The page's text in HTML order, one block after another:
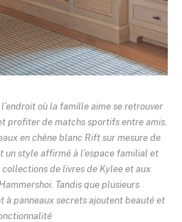
où la famille aime se retrouver
profiter de matchs sportifs entre amis.
en chêne blanc Rift sur mesure de
un style affirmé à l’espace familial et
de livres de Kylee et aux
Tandis que plusieurs
à panneaux secrets ajoutent beauté et